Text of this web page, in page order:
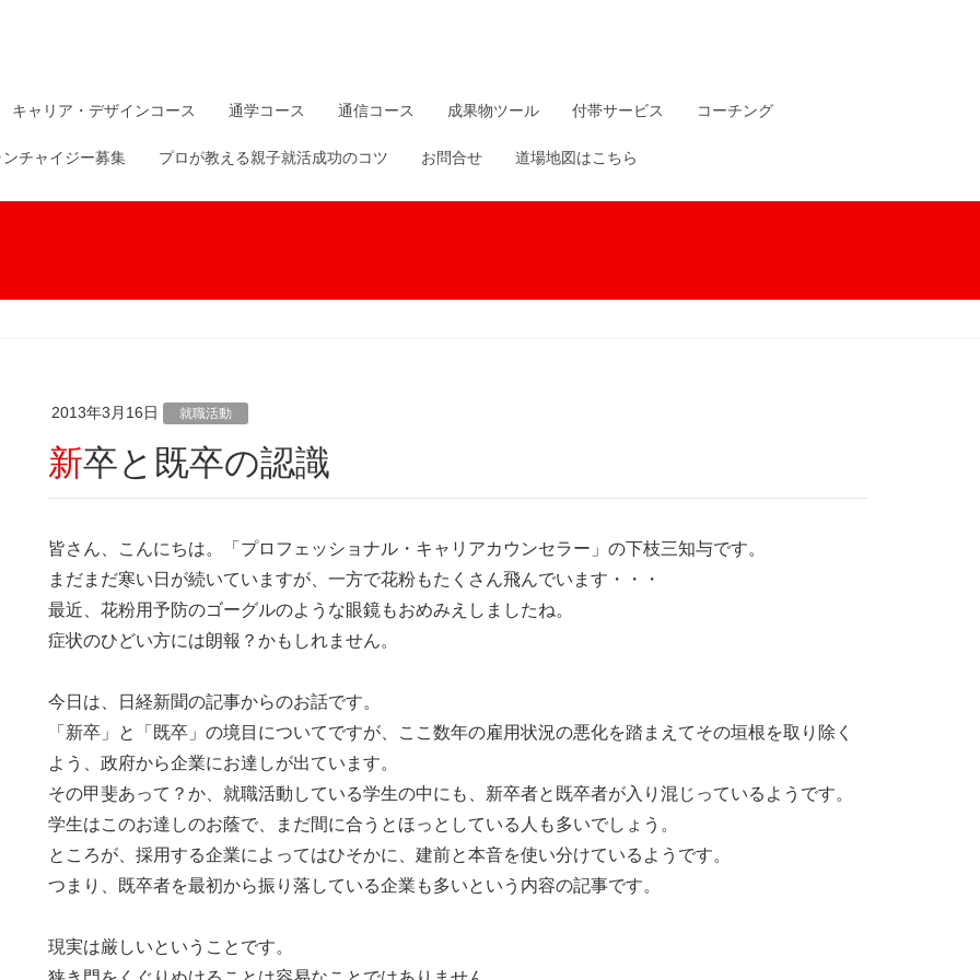
キャリア・デザインコース 通学コース 通信コース 成果物ツール 付帯サービス コーチング
ンチャイジー募集 プロが教える親子就活成功のコツ お問合せ 道場地図はこちら
2013年3月16日 就職活動
新卒と既卒の認識
皆さん、こんにちは。「プロフェッショナル・キャリアカウンセラー」の下枝三知与です。
まだまだ寒い日が続いていますが、一方で花粉もたくさん飛んでいます・・・
最近、花粉用予防のゴーグルのような眼鏡もおめみえしましたね。
症状のひどい方には朗報？かもしれません。
今日は、日経新聞の記事からのお話です。
「新卒」と「既卒」の境目についてですが、ここ数年の雇用状況の悪化を踏まえてその垣根を取り除く
よう、政府から企業にお達しが出ています。
その甲斐あって？か、就職活動している学生の中にも、新卒者と既卒者が入り混じっているようです。
学生はこのお達しのお蔭で、まだ間に合うとほっとしている人も多いでしょう。
ところが、採用する企業によってはひそかに、建前と本音を使い分けているようです。
つまり、既卒者を最初から振り落している企業も多いという内容の記事です。
現実は厳しいということです。